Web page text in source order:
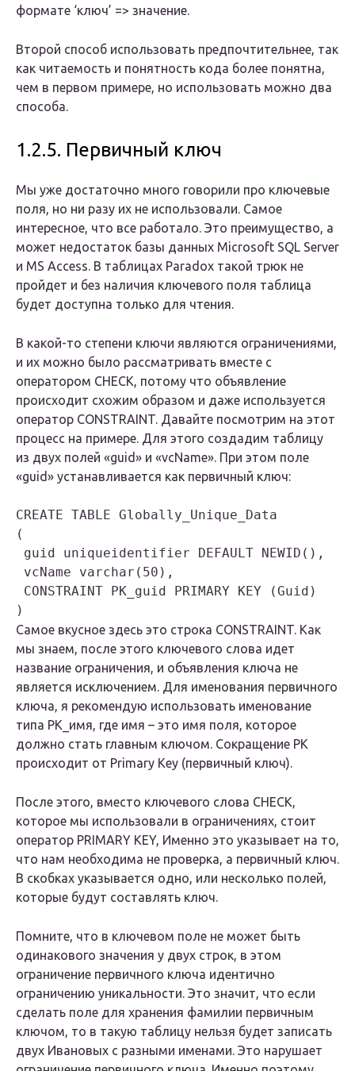
формате ‘ключ’ => значение.
Второй способ использовать предпочтительнее, так
как читаемость и понятность кода более понятна,
чем в первом примере, но использовать можно два
способа.
1.2.5. Первичный ключ
Мы уже достаточно много говорили про ключевые
поля, но ни разу их не использовали. Самое
интересное, что все работало. Это преимущество, а
может недостаток базы данных Microsoft SQL Server
и MS Access. В таблицах Paradox такой трюк не
пройдет и без наличия ключевого поля таблица
будет доступна только для чтения.
В какой-то степени ключи являются ограничениями,
и их можно было рассматривать вместе с
оператором CHECK, потому что объявление
происходит схожим образом и даже используется
оператор CONSTRAINT. Давайте посмотрим на этот
процесс на примере. Для этого создадим таблицу
из двух полей «guid» и «vcName». При этом поле
«guid» устанавливается как первичный ключ:
CREATE TABLE Globally_Unique_Data
(
guid uniqueidentifier DEFAULT NEWID(),
vcName varchar(50),
CONSTRAINT PK_guid PRIMARY KEY (Guid)
Самое вкусное здесь это строка CONSTRAINT. Как
мы знаем, после этого ключевого слова идет
название ограничения, и объявления ключа не
является исключением. Для именования первичного
ключа, я рекомендую использовать именование
типа PK_имя, где имя – это имя поля, которое
должно стать главным ключом. Сокращение PK
происходит от Primary Key (первичный ключ).
После этого, вместо ключевого слова CHECK,
которое мы использовали в ограничениях, стоит
оператор PRIMARY KEY, Именно это указывает на то,
что нам необходима не проверка, а первичный ключ.
В скобках указывается одно, или несколько полей,
которые будут составлять ключ.
Помните, что в ключевом поле не может быть
одинакового значения у двух строк, в этом
ограничение первичного ключа идентично
ограничению уникальности. Это значит, что если
сделать поле для хранения фамилии первичным
ключом, то в такую таблицу нельзя будет записать
двух Ивановых с разными именами. Это нарушает